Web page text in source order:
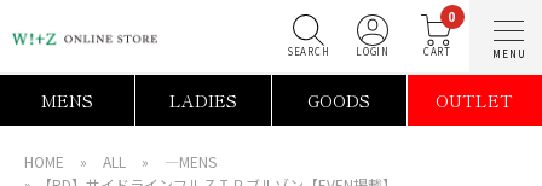
0
MENS LADIES GOODS OUTLET
HOME » ALL »
―MENS